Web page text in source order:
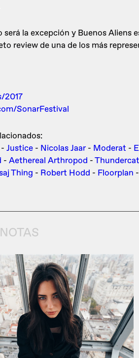
será la excepción y Buenos Aliens
review de una de los más
2017
SonarFestival
- Justice - Nicolas Jaar - Moderat -
- Aethereal Arthropod -Thundercat
Thing - Robert Hodd - Floorplan -